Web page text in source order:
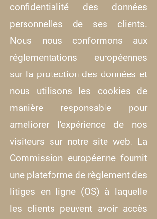
confidentialité des données
personnelles de ses clients.
Nous nous conformons aux
réglementations européennes
sur la protection des données et
nous utilisons les cookies de
manière responsable pour
améliorer l'expérience de nos
visiteurs sur notre site web. La
Commission européenne fournit
une plateforme de règlement des
litiges en ligne (OS) à laquelle
les clients peuvent avoir accès